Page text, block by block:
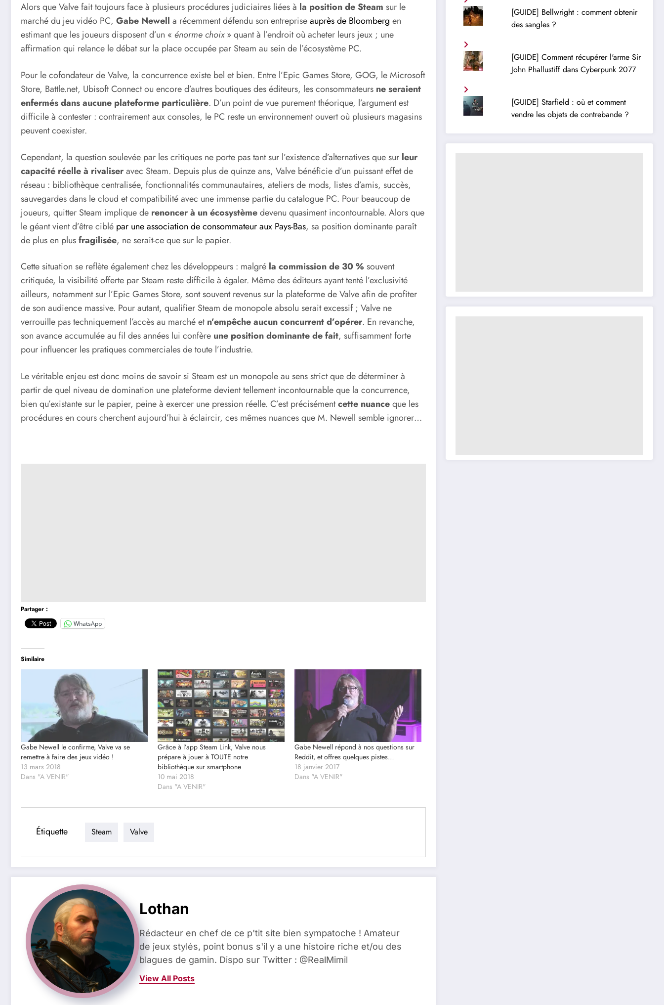
Alors que Valve fait toujours face à plusieurs procédures judiciaires liées à la position de Steam sur le
marché du jeu vidéo PC, Gabe Newell a récemment défendu son entrepriseauprès de Bloomberg en
estimant que les joueurs disposent d’un « énorme choix» quant à l’endroit où acheter leurs jeux ; une
affirmation qui relance le débat sur la place occupée par Steam au sein de l’écosystème PC.
Pour le cofondateur de Valve, la concurrence existe bel et bien. Entre l’Epic Games Store, GOG, le Microsoft
Store, Battle.net, Ubisoft Connect ou encore d’autres boutiques des éditeurs, les consommateurs ne seraient
enfermés dans aucune plateforme particulière. D’un point de vue purement théorique, l’argument est
difficile à contester : contrairement aux consoles, le PC reste un environnement ouvert où plusieurs magasins
peuvent coexister.
Cependant, la question soulevée par les critiques ne porte pas tant sur l’existence d’alternatives que sur leur
capacité réelle à rivaliseravec Steam. Depuis plus de quinze ans, Valve bénéficie d’un puissant effet de
réseau : bibliothèque centralisée, fonctionnalités communautaires, ateliers de mods, listes d’amis, succès,
sauvegardes dans le cloud et compatibilité avec une immense partie du catalogue PC. Pour beaucoup de
joueurs, quitter Steam implique de renoncer à un écosystèmedevenu quasiment incontournable. Alors que
le géant vient d’être ciblé par une association de consommateur aux Pays-Bas, sa position dominante paraît
de plus en plusfragilisée, ne serait-ce que sur le papier.
Cette situation se reflète également chez les développeurs : malgré la commission de 30 % souvent
critiquée, la visibilité offerte par Steam reste difficile à égaler. Même des éditeurs ayant tenté l’exclusivité
ailleurs, notamment sur l’Epic Games Store, sont souvent revenus sur la plateforme de Valve afin de profiter
de son audience massive. Pour autant, qualifier Steam de monopole absolu serait excessif ; Valve ne
verrouille pas techniquement l’accès au marché etn’empêche aucun concurrent d’opérer. En revanche,
son avance accumulée au fil des années lui confère une position dominante de fait, suffisamment forte
pour influencer les pratiques commerciales de toute l’industrie.
Le véritable enjeu est donc moins de savoir si Steam est un monopole au sens strict que de déterminer à
partir de quel niveau de domination une plateforme devient tellement incontournable que la concurrence,
bien qu’existante sur le papier, peine à exercer une pression réelle. C’est précisémentcette nuanceque les
procédures en cours cherchent aujourd’hui à éclaircir, ces mêmes nuances que M. Newell semble ignorer…
Partager :
WhatsApp
Similaire
Gabe Newell le confirme, Valve va se
remettre à faire des jeux vidéo !
13 mars 2018
Dans "A VENIR"
Grâce à l’app Steam Link, Valve nous
prépare à jouer à TOUTE notre
bibliothèque sur smartphone
10 mai 2018
Dans "A VENIR"
Gabe Newell répond à nos questions sur
Reddit, et offres quelques pistes…
18 janvier 2017
Dans "A VENIR"
Étiquette Steam Valve
Lothan
Rédacteur en chef de ce p'tit site bien sympatoche ! Amateur
de jeux stylés, point bonus s'il y a une histoire riche et/ou des
blagues de gamin. Dispo sur Twitter : @RealMimil
View All Posts
[GUIDE] Bellwright : comment obtenir
des sangles ?
[GUIDE] Comment récupérer l'arme Sir
John Phallustiff dans Cyberpunk 2077
[GUIDE] Starfield : où et comment
vendre les objets de contrebande ?